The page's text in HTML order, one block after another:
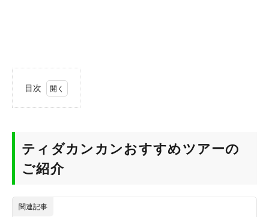
目次
カ
ン
カ
す
す
ティダカンカンおすすめツアーの
ご紹介
関連記事